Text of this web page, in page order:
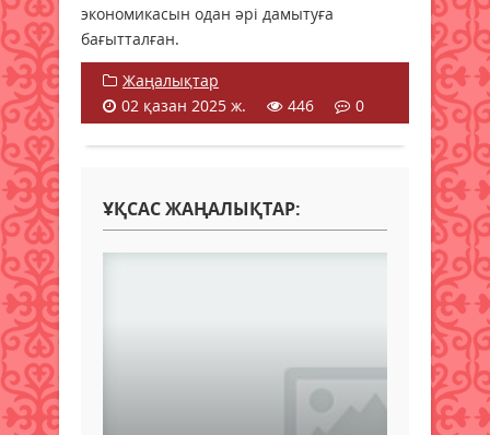
экономикасын одан әрі дамытуға
бағытталған.
Жаңалықтар
02 қазан 2025 ж.
446 0
ҰҚСАС ЖАҢАЛЫҚТАР: